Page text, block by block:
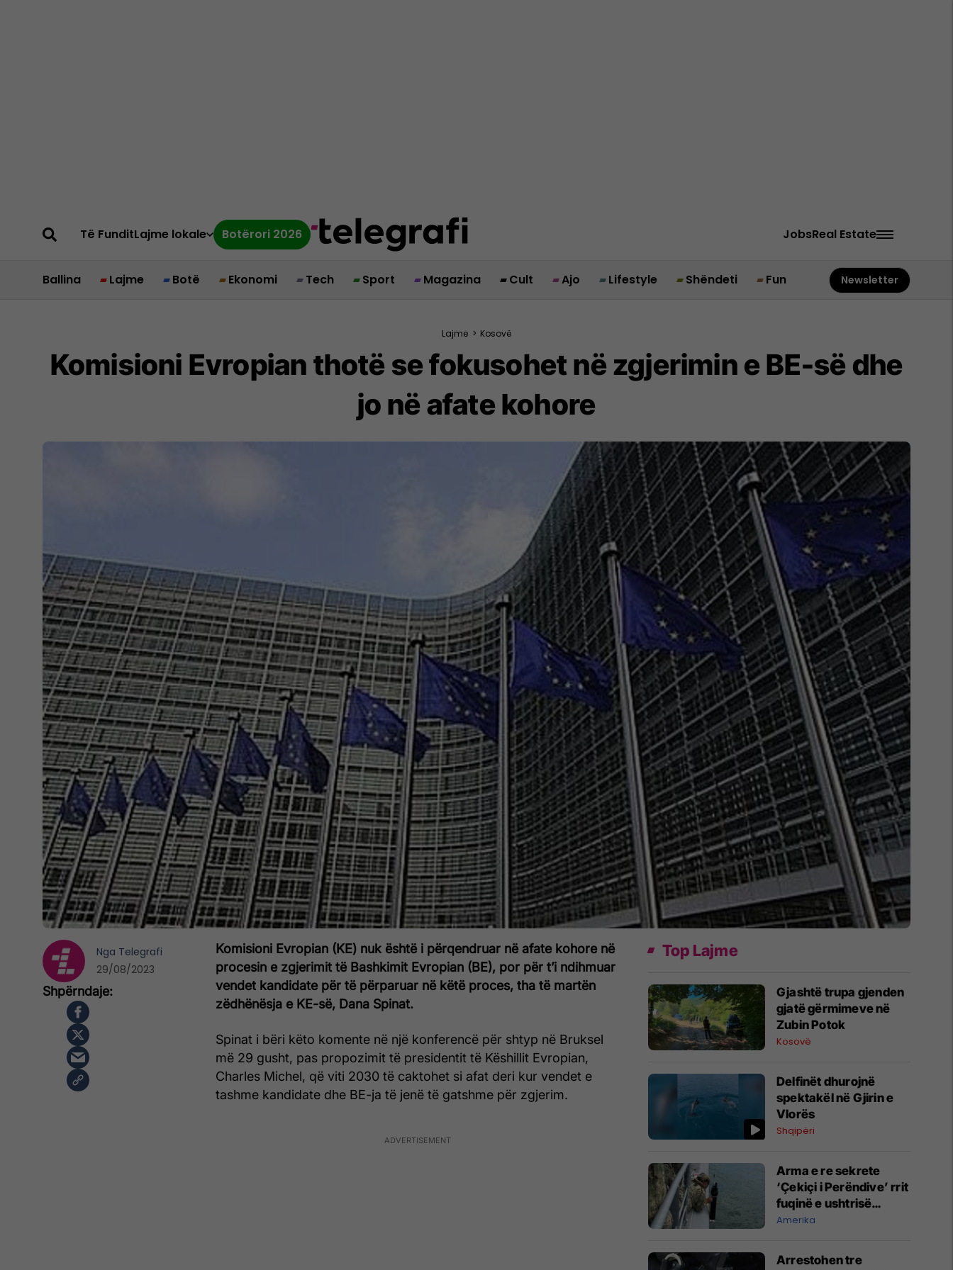
Të FunditLajme lokale Botërori 2026 JobsReal Estate
Ballina Lajme Botë Ekonomi Tech Sport Magazina Cult Ajo Lifestyle Shëndeti Fun Newsletter
Lajme > Kosovë
Komisioni Evropian thotë se fokusohet në zgjerimin e BE-së dhe
jo në afate kohore
Komisioni Evropian (KE) nuk është i përqendruar në afate kohore në
procesin e zgjerimit të Bashkimit Evropian (BE), por për t’i ndihmuar
vendet kandidate për të përparuar në këtë proces, tha të martën
zëdhënësja e KE-së, Dana Spinat.
Spinat i bëri këto komente në një konferencë për shtyp në Bruksel
më 29 gusht, pas propozimit të presidentit të Këshillit Evropian,
Charles Michel, që viti 2030 të caktohet si afat deri kur vendet e
tashme kandidate dhe BE-ja të jenë të gatshme për zgjerim.
Nga Telegrafi
29/08/2023
Top Lajme
Gjashtë trupa gjenden
gjatë gërmimeve në
Zubin Potok
Kosovë
Delfinët dhurojnë
spektakël në Gjirin e
Vlorës
Shqipëri
Arma e re sekrete
‘Çekiçi i Perëndive’ rrit
fuqinë e ushtrisë
amerikane
Amerika
Arrestohen tre